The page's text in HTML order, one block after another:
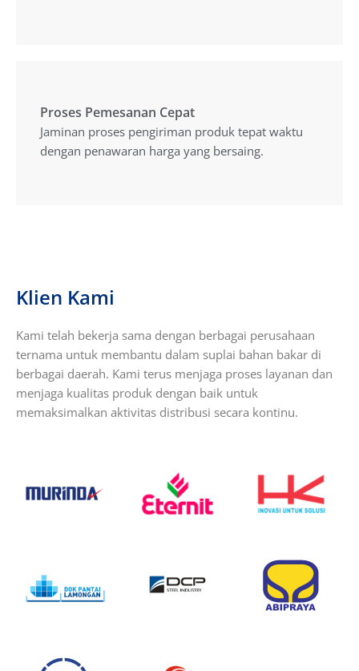
Proses Pemesanan Cepat
Jaminan proses pengiriman produk tepat waktu
dengan penawaran harga yang bersaing.
Proses Pemesanan Cepat
Jaminan proses pengiriman produk tepat waktu
dengan penawaran harga yang bersaing.
Klien Kami
Kami telah bekerja sama dengan berbagai perusahaan
ternama untuk membantu dalam suplai bahan bakar di
berbagai daerah. Kami terus menjaga proses layanan dan
menjaga kualitas produk dengan baik untuk
memaksimalkan aktivitas distribusi secara kontinu.